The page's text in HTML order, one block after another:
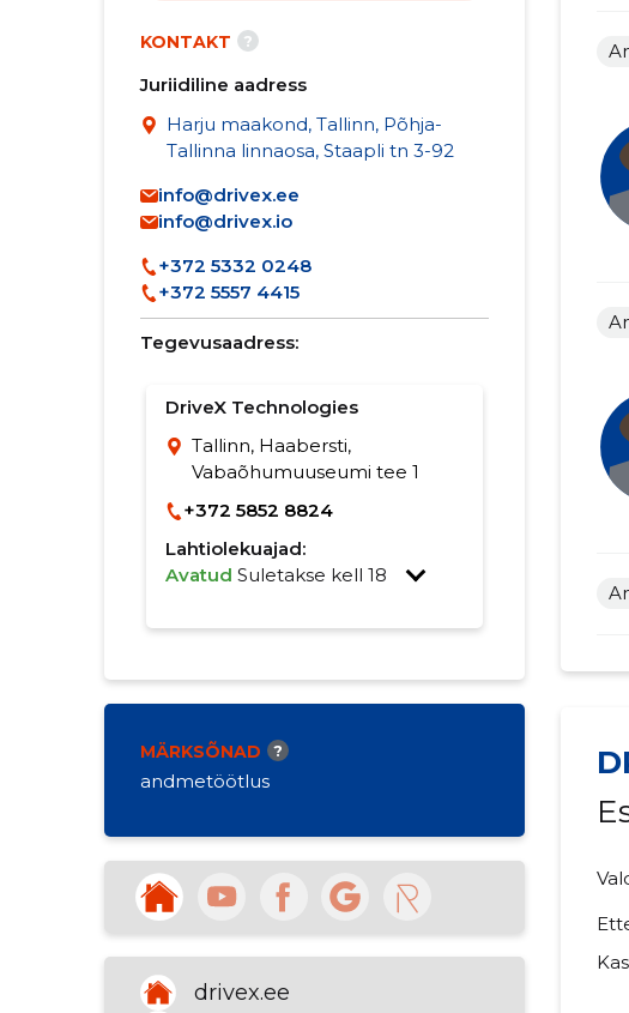
KONTAKT ?
Juriidiline aadress
Harju maakond, Tallinn, Põhja-
Tallinna linnaosa, Staapli tn 3-92
info@drivex.ee
info@drivex.io
+372 5332 0248
+372 5557 4415
Tegevusaadress:
DriveX Technologies
Tallinn, Haabersti,
Vabaõhumuuseumi tee 1
+372 5852 8824
Lahtiolekuajad:
Avatud Suletakse kell 18
MÄRKSÕNAD ?
andmetöötlus
drivex.ee